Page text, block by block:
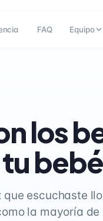
FAQ Equipo
los
escuchaste
la mayoría